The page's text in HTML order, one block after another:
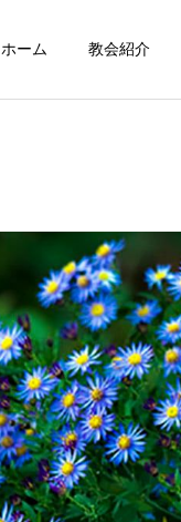
ホーム 教会紹介